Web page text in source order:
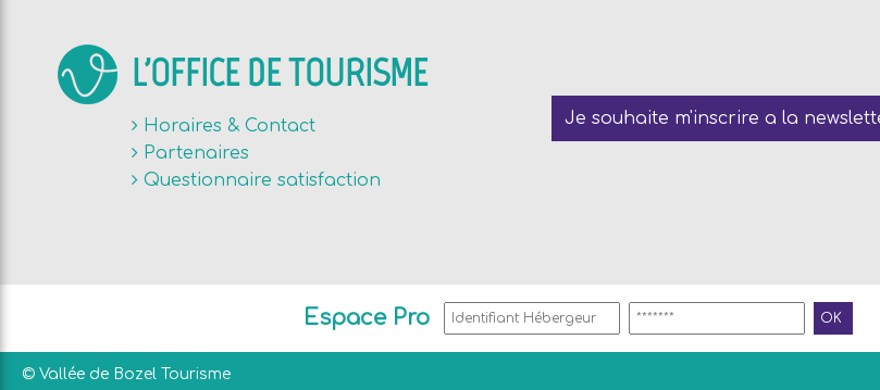
L'OFFICE DE TOURISME
Horaires & Contact
Partenaires
Questionnaire satisfaction
Je souhaite m'inscrire a la
Espace Pro
© Vallée de Bozel Tourisme